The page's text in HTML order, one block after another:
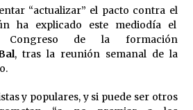
derbi a beneficio de
Pickman esquiva su liquidación al
que pagar seis millones de euros a la
mayo de 2022
“actualizar” el pacto contra el
ha explicado este mediodía el
de la formación
, tras la reunión semanal de la
y populares, y si puede ser otros